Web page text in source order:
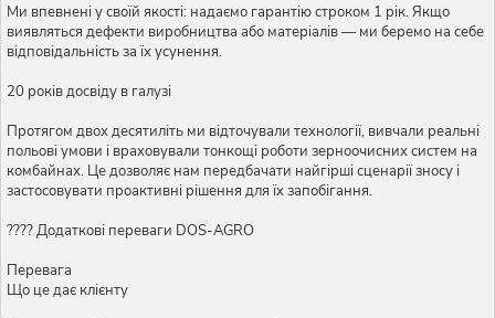
Ми впевнені у своїй якості: надаємо гарантію строком 1 рік. Якщо
виявляться дефекти виробництва або матеріалів — ми беремо на себе
відповідальність за їх усунення.
20 років досвіду в галузі
Протягом двох десятиліть ми відточували технології, вивчали реальні
польові умови і враховували тонкощі роботи зерноочисних систем на
комбайнах. Це дозволяє нам передбачати найгірші сценарії зносу і
застосовувати проактивні рішення для їх запобігання.
???? Додаткові переваги DOS-AGRO
Перевага
Що це дає клієнту